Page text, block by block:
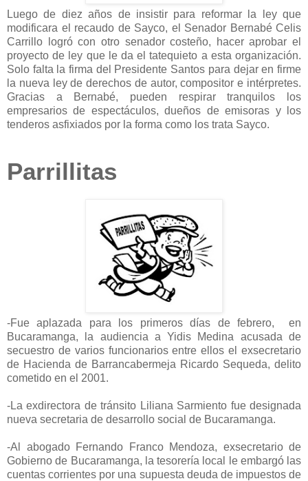
Luego de diez años de insistir para reformar la ley que
modificara el recaudo de Sayco, el Senador Bernabé Celis
Carrillo logró con otro senador costeño, hacer aprobar el
proyecto de ley que le da el tatequieto a esta organización.
Solo falta la firma del Presidente Santos para dejar en firme
la nueva ley de derechos de autor, compositor e intérpretes.
Gracias a Bernabé, pueden respirar tranquilos los
empresarios de espectáculos, dueños de emisoras y los
tenderos asfixiados por la forma como los trata Sayco.
Parrillitas
-Fue aplazada para los primeros días de febrero, en
Bucaramanga, la audiencia a Yidis Medina acusada de
secuestro de varios funcionarios entre ellos el exsecretario
de Hacienda de Barrancabermeja Ricardo Sequeda, delito
cometido en el 2001.
-La exdirectora de tránsito Liliana Sarmiento fue designada
nueva secretaria de desarrollo social de Bucaramanga.
-Al abogado Fernando Franco Mendoza, exsecretario de
Gobierno de Bucaramanga, la tesorería local le embargó las
cuentas corrientes por una supuesta deuda de impuestos de